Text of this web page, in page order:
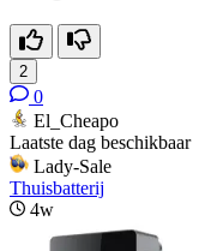
2
0
El_Cheapo
Laatste dag beschikbaar
Lady-Sale
Thuisbatterij
4w